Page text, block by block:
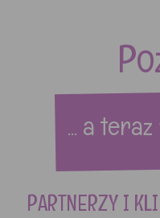
... a teraz
PARTNERZY I